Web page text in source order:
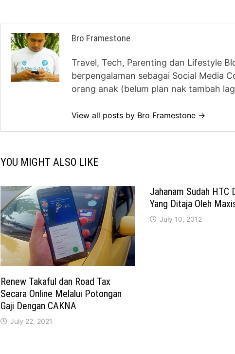
Bro Framestone
Travel, Tech, Parenting dan Lifestyle
berpengalaman sebagai Social Media
orang anak (belum plan nak tambah
View all posts by Bro Framestone →
YOU MIGHT ALSO LIKE
Renew Takaful dan Road Tax
Secara Online Melalui Potongan
Gaji Dengan CAKNA
July 22, 2021
Jahanam Sudah HTC
Yang Ditaja Oleh
July 10, 2012